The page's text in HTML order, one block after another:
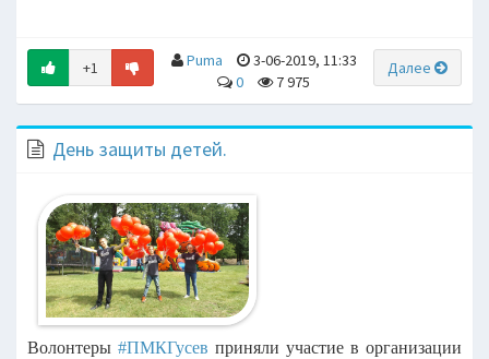
+1 Далее
Puma
3-06-2019, 11:33
0
7 975
День защиты детей.
Волонтеры #ПМКГусев приняли участие в организации